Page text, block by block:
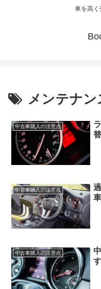
車を高く
メンテナン
中古車購入の注意点
中古車購入の注意点
中古車購入の注意点